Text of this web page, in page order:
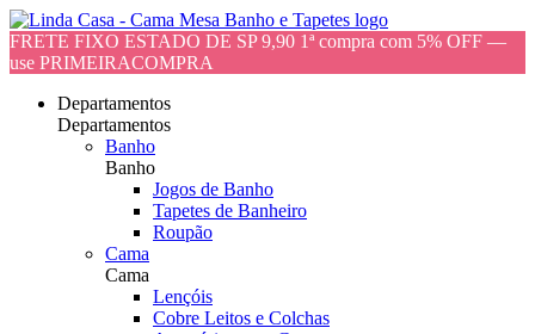
FRETE FIXO ESTADO DE SP 9,90 1ª compra com 5% OFF —
use PRIMEIRACOMPRA
Departamentos
Departamentos
Banho
Banho
Jogos de Banho
Tapetes de Banheiro
Roupão
Cama
Cama
Lençóis
Cobre Leitos e Colchas